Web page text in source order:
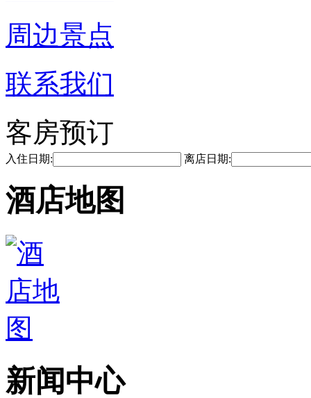
周边景点
联系我们
客房预订
入住日期: 离店日期:
酒店地图
新闻中心